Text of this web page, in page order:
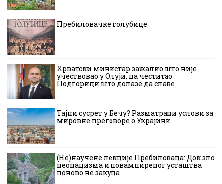
Пребиловачке голубице
Хрватски министар зажалио што није
учествовао у Олуји, па честитао
Подгорици што долазе да славе
Тајни сусрет у Бечу? Разматрани услови за
мировне преговоре о Украјини
(Не)научене лекције Пребиловаца: Док зло
неонацизма и повампиреног усташтва
поново не закуца